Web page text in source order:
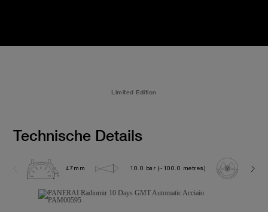
Limited Edition
Technische Details
47mm 10.0 bar (~100.0 metres)